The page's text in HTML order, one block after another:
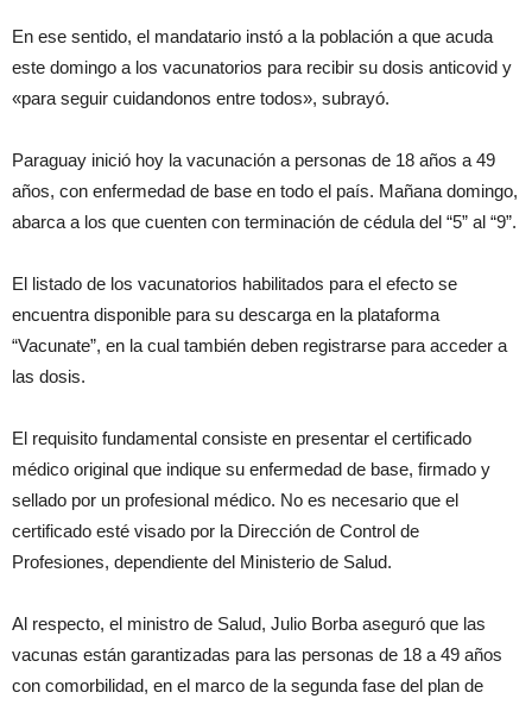
En ese sentido, el mandatario instó a la población a que acuda
este domingo a los vacunatorios para recibir su dosis anticovid y
«para seguir cuidandonos entre todos», subrayó.
Paraguay inició hoy la vacunación a personas de 18 años a 49
años, con enfermedad de base en todo el país. Mañana domingo,
abarca a los que cuenten con terminación de cédula del “5” al “9”.
El listado de los vacunatorios habilitados para el efecto se
encuentra disponible para su descarga en la plataforma
“Vacunate”, en la cual también deben registrarse para acceder a
las dosis.
El requisito fundamental consiste en presentar el certificado
médico original que indique su enfermedad de base, firmado y
sellado por un profesional médico. No es necesario que el
certificado esté visado por la Dirección de Control de
Profesiones, dependiente del Ministerio de Salud.
Al respecto, el ministro de Salud, Julio Borba aseguró que las
vacunas están garantizadas para las personas de 18 a 49 años
con comorbilidad, en el marco de la segunda fase del plan de